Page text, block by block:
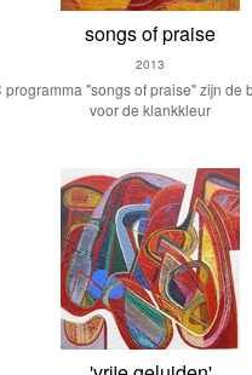
songs of praise
2013
programma "songs of praise" zijn de
voor de klankkleur